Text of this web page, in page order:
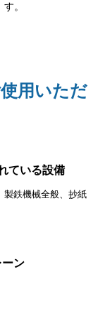
す。
用いただ
ている設備
製鉄機械全般、抄紙
ン